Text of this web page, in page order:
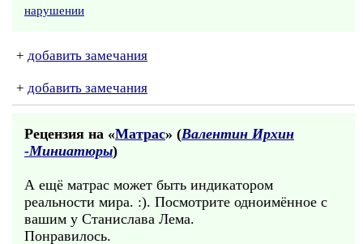
нарушении
+ добавить замечания
+ добавить замечания
Рецензия на «Матрас» (Валентин Ирхин
-Миниатюры)
А ещё матрас может быть индикатором
реальности мира. :). Посмотрите одноимённое с
вашим у Станислава Лема.
Понравилось.